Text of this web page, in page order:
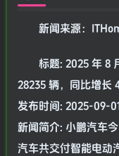
新闻来源：
标题: 2025 年 8
28235 辆，同比增长
发布时间: 2025-09-
新闻简介: 小鹏汽车
汽车共交付智能电动